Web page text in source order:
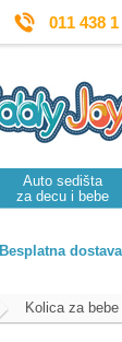
011 438 1
Auto sedišta
za decu i bebe
Besplatna dostava
Kolica za bebe